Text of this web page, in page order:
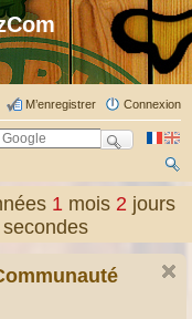
Connexion
M’enregistrer
ch
er
1 mois2 jours
secondes